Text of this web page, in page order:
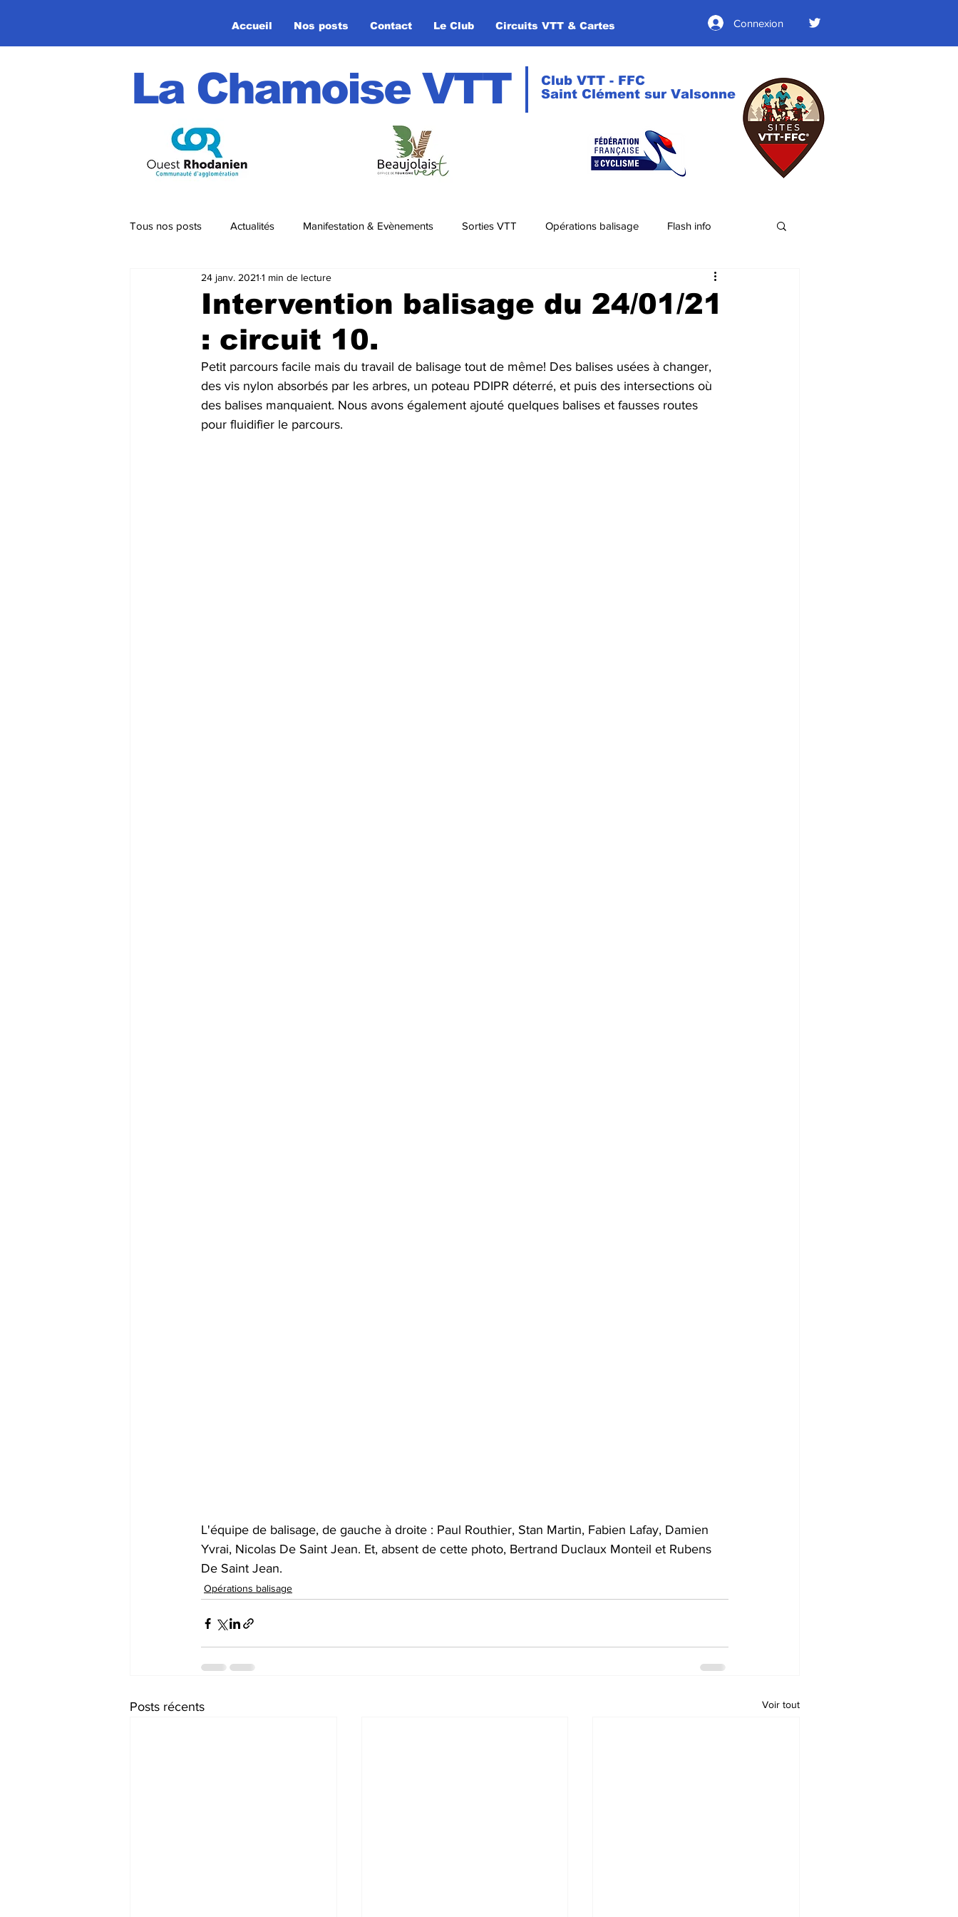
Accueil Nos posts Contact Le Club Circuits VTT & Cartes Connexion
La Chamoise VTT
Club VTT - FFC
Saint Clément sur Valsonne
Tous nos posts Actualités Manifestation & Evènements Sorties VTT Opérations balisage Flash info
Circuits VTT Strava
Intervention balisage du 24/01/21
: circuit 10.
24 janv. 2021 1 min de lecture
Petit parcours facile mais du travail de balisage tout de même! Des balises usées à changer,
des vis nylon absorbés par les arbres, un poteau PDIPR déterré, et puis des intersections où
des balises manquaient. Nous avons également ajouté quelques balises et fausses routes
pour fluidifier le parcours.
L'équipe de balisage, de gauche à droite : Paul Routhier, Stan Martin, Fabien Lafay, Damien
Yvrai, Nicolas De Saint Jean. Et, absent de cette photo, Bertrand Duclaux Monteil et Rubens
De Saint Jean.
Opérations balisage
Posts récents Voir tout